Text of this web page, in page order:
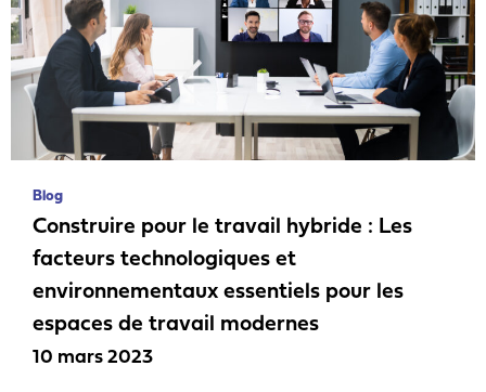
Blog
Construire pour le travail hybride : Les
facteurs technologiques et
environnementaux essentiels pour les
espaces de travail modernes
10 mars 2023